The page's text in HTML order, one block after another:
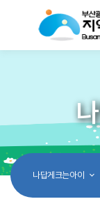
나답게크는아이